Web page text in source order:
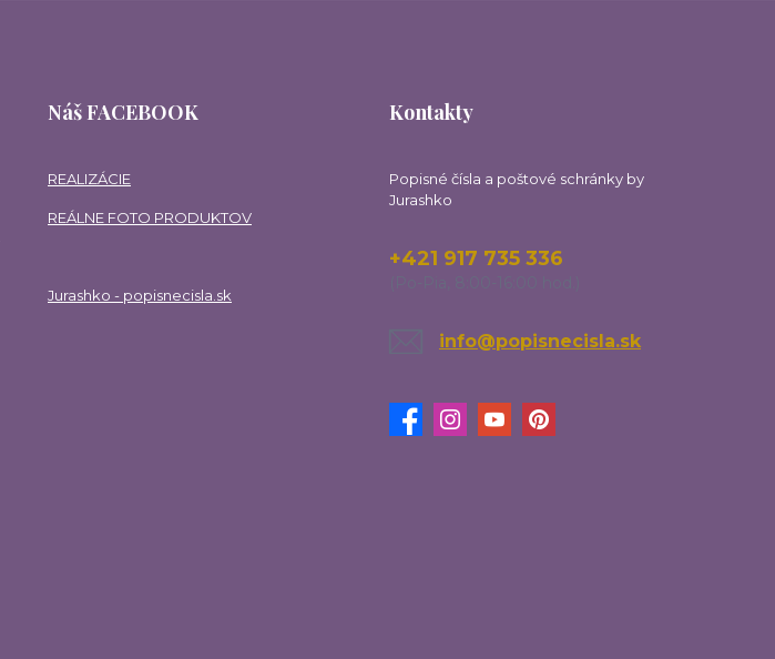
Náš FACEBOOK
REALIZÁCIE
REÁLNE FOTO PRODUKTOV
Jurashko - popisnecisla.sk
Kontakty
Popisné čísla a poštové schránky by
Jurashko
+421 917 735 336
info@popisnecisla.sk